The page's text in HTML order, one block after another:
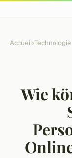
Accueil›Technologie
Wie